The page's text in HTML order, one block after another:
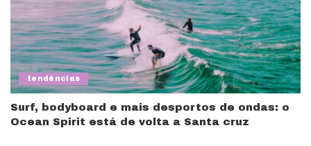
tendências
Surf, bodyboard e mais desportos de ondas: o
Ocean Spirit está de volta a Santa cruz